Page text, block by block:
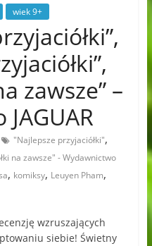
wiek 9+
zawsze” –
"Najlepsze przyjaciółki",
na zawsze" - Wydawnictwo
, komiksy, Leuyen Pham,
wzruszających
siebie! Świetny